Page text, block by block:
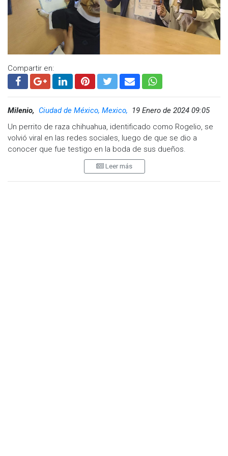
Compartir en:
Milenio, Ciudad de México, Mexico,
19 Enero de 2024 09:05
Un perrito de raza chihuahua, identificado como Rogelio, se
volvió viral en las redes sociales, luego de que se dio a
conocer que fue testigo en la boda de sus dueños.
Esto desencadenó una serie de reacciones en redes
Leer más